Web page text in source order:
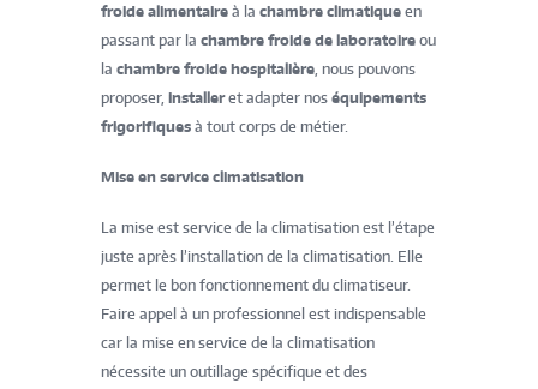
froide alimentaire à la chambre climatique en
passant par la chambre froide de laboratoire ou
la chambre froide hospitalière , nous pouvons
proposer, installeret adapter nos équipements
frigorifiques à tout corps de métier.
Mise en service climatisation
La mise est service de la climatisation est l’étape
juste après l’installation de la climatisation. Elle
permet le bon fonctionnement du climatiseur.
Faire appel à un professionnel est indispensable
car la mise en service de la climatisation
nécessite un outillage spécifique et des